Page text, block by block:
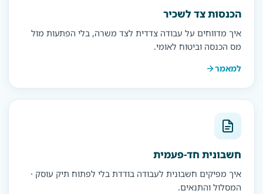
הכנסות צד לשכיר
איך מדווחים על עבודה צדדית לצד משרה, בלי הפתעות מול
מס הכנסה וביטוח לאומי.
למאמר
חשבונית חד-פעמית
איך מפיקים חשבונית לעבודה בודדת בלי לפתוח תיק עוסק ·
המסלול והתנאים.